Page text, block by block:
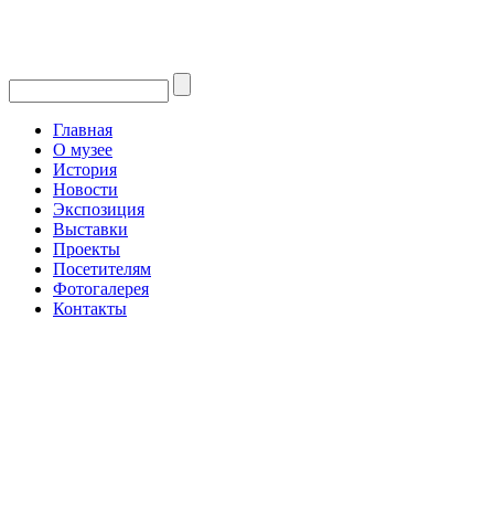
Главная
О музее
История
Новости
Экспозиция
Выставки
Проекты
Посетителям
Фотогалерея
Контакты